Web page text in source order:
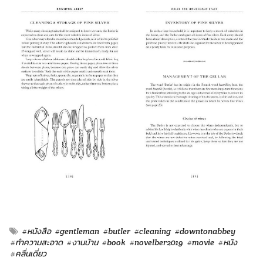
#หนังสือ #gentleman #butler #cleaning #downtonabbey
#ทำความสะอาด #งานบ้าน #book #novelber2019 #movie #หนัง
#คลื่นเดี่ยว